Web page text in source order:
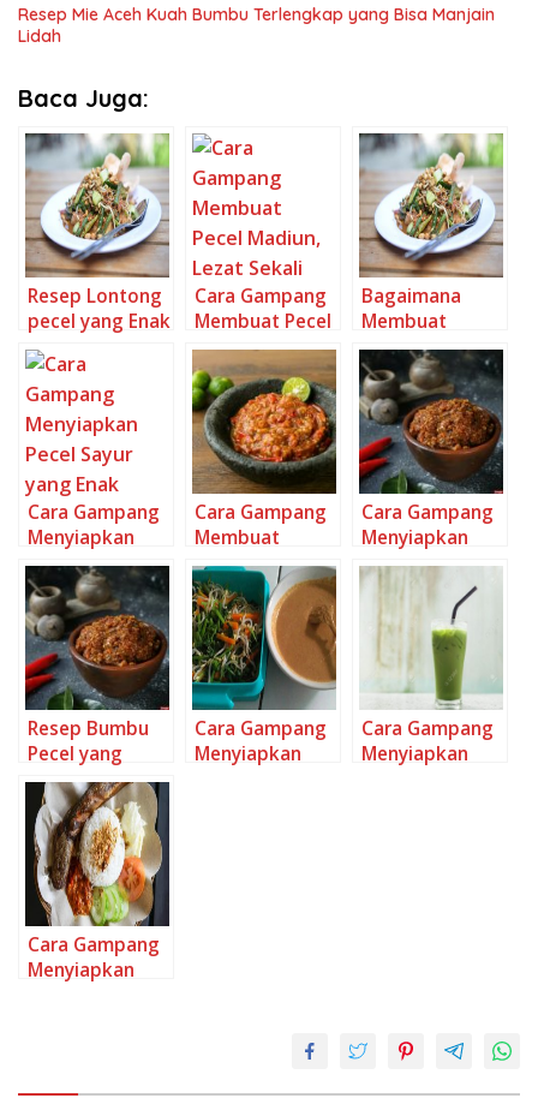
Resep Mie Aceh Kuah Bumbu Terlengkap yang Bisa Manjain
Lidah
Baca Juga:
Resep Lontong
pecel yang Enak
Banget
Cara Gampang
Membuat Pecel
Madiun, Lezat
Sekali
Bagaimana
Membuat
Lontong Pecel,
Lezat
Cara Gampang
Menyiapkan
Pecel Sayur
yang Enak
Cara Gampang
Membuat
SAMBAL TERASI
ala PECEL
LAMONGAN,
Lezat Sekali
Cara Gampang
Menyiapkan
Sambal Pecel
Anti Gagal
Resep Bumbu
Pecel yang
Lezat Sekali
Cara Gampang
Menyiapkan
Cara Gampang
Menyiapkan
Cara Gampang
Menyiapkan